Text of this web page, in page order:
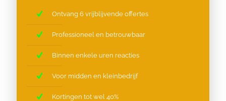
Ontvang 6 vrijblijvende offertes
Professioneel en betrouwbaar
Binnen enkele uren reacties
Voor midden en kleinbedrijf
Kortingen tot wel 40%